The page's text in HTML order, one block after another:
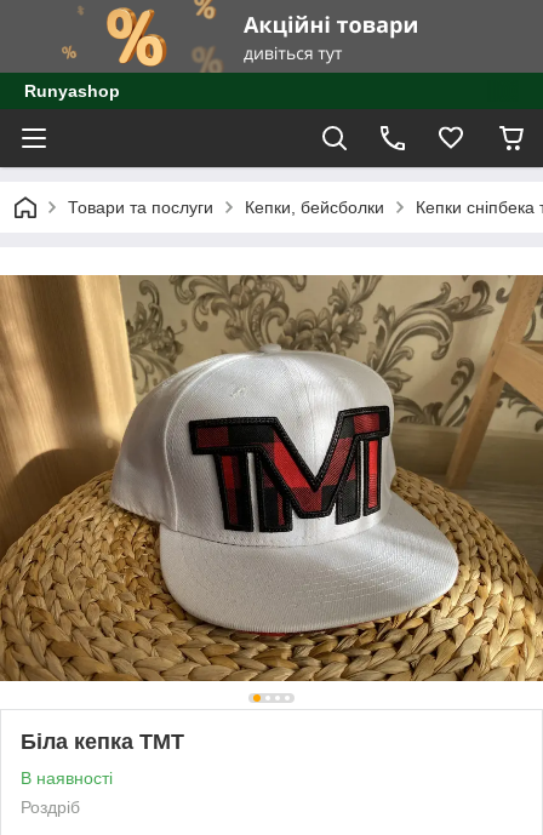
Runyashop
Товари та послуги Кепки, бейсболки Кепки сніпбека
Біла кепка TMT
В наявності
Роздріб